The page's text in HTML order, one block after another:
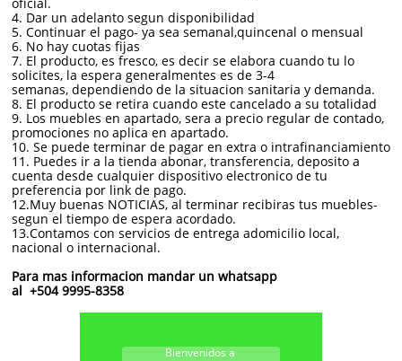
4. Dar un adelanto segun disponibilidad
5. Continuar el pago- ya sea semanal,quincenal o mensual
6. No hay cuotas fijas
7. El producto, es fresco, es decir se elabora cuando tu lo
solicites, la espera generalmentes es de 3-4
semanas, dependiendo de la situacion sanitaria y demanda.
8. El producto se retira cuando este cancelado a su totalidad
9. Los muebles en apartado, sera a precio regular de contado,
promociones no aplica en apartado.
10. Se puede terminar de pagar en extra o intrafinanciamiento
11. Puedes ir a la tienda abonar, transferencia, deposito a
cuenta desde cualquier dispositivo electronico de tu
preferencia por link de pago.
12.Muy buenas NOTICIAS, al terminar recibiras tus muebles-
segun el tiempo de espera acordado.
13.Contamos con servicios de entrega adomicilio local,
nacional o internacional.
Para mas informacion mandar un whatsapp
al +504 9995-8358
Bienvenidos a